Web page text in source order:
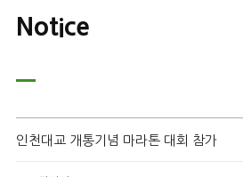
Notice
인천대교 개통기념 마라톤 대회 참가